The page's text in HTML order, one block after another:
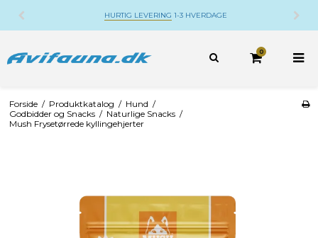
HURTIG LEVERING 1-3 HVERDAGE
0
Forside / Produktkatalog / Hund /
Godbidder og Snacks / Naturlige Snacks /
Mush Frysetørrede kyllingehjerter